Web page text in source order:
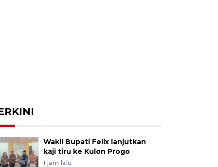
Wakil Bupati Felix lanjutkan
kaji tiru ke Kulon Progo
1 jam lalu